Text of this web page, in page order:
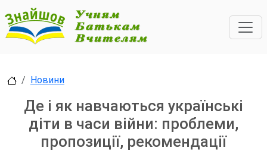
Новини
Де і як навчаються українські
діти в часи війни: проблеми,
пропозиції, рекомендації